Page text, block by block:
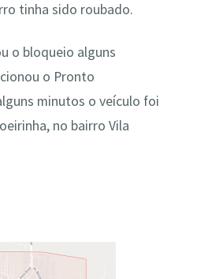
tinha sido roubado.
o bloqueio alguns
o Pronto
minutos o veículo foi
no bairro Vila